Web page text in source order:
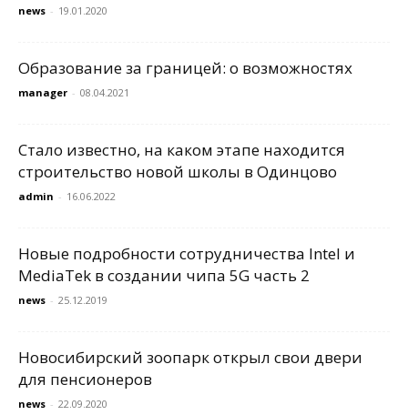
news - 19.01.2020
Образование за границей: о возможностях
manager - 08.04.2021
Стало известно, на каком этапе находится
строительство новой школы в Одинцово
admin - 16.06.2022
Новые подробности сотрудничества Intel и
MediaTek в создании чипа 5G часть 2
news - 25.12.2019
Новосибирский зоопарк открыл свои двери
для пенсионеров
news - 22.09.2020